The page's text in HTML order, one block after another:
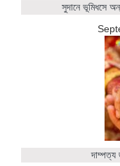
সুদানে ভূমিধসে
দাম্পত্য